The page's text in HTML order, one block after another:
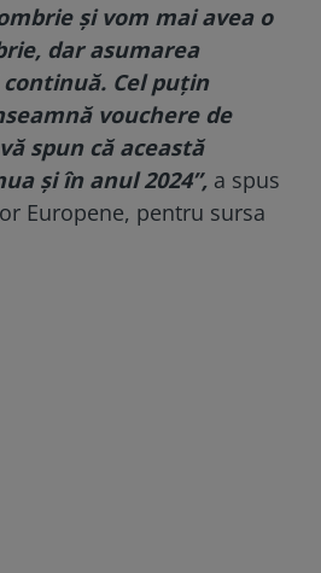
și vom mai avea o
dar asumarea
Cel puțin
vouchere de
spun că această
și în anul 2024”, a spus
Europene, pentru sursa